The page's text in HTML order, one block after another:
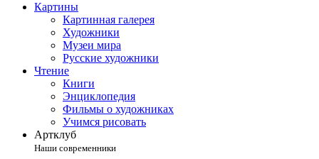
Картины
Картинная галерея
Художники
Музеи мира
Русские художники
Чтение
Книги
Энциклопедия
Фильмы о художниках
Учимся рисовать
Артклуб
Наши современники